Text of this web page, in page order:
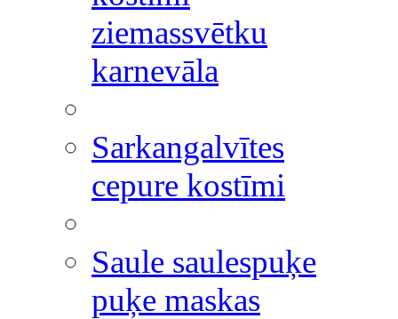
ziemassvētku
karnevāla
Sarkangalvītes
cepure kostīmi
Saule saulespuķe
puķe maskas